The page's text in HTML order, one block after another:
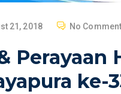
21, 2018 No
Perayaan
ke-